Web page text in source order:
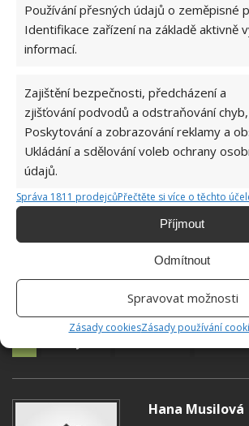
Používání přesných údajů o zeměpisné
Identifikace zařízení na základě aktivně
informací.
Zajištění bezpečnosti, předcházení a
zjišťování podvodů a odstraňování chyb,
Poskytování a zobrazování reklamy a
Ukládání a sdělování voleb ochrany
údajů.
Správa 1811 prodejcůPřečtěte si více o těchto
Příjmout
Odmítnout
Spravovat možnosti
Zásady cookiesZásady používání
Hana Musilová